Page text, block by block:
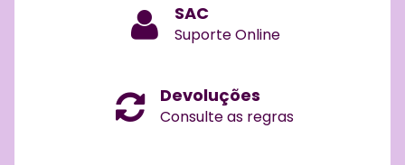
SAC
Suporte Online
Devoluções
Consulte as regras